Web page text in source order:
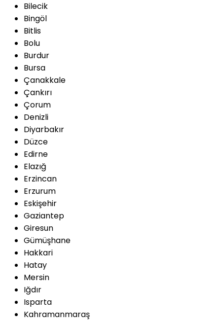
Bilecik
Bingöl
Bitlis
Bolu
Burdur
Bursa
Çanakkale
Çankırı
Çorum
Denizli
Diyarbakır
Düzce
Edirne
Elazığ
Erzincan
Erzurum
Eskişehir
Gaziantep
Giresun
Gümüşhane
Hakkari
Hatay
Mersin
Iğdır
Isparta
Kahramanmaraş